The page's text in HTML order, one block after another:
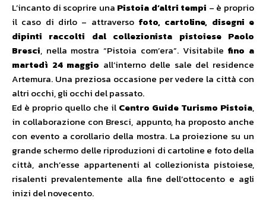
L’incanto di scoprire una Pistoia d’altri tempi – è proprio
il caso di dirlo – attraversofoto, cartoline, disegni e
dipinti raccolti dal collezionista pistoiese Paolo
Bresci, nella mostra “Pistoia com’era”. Visitabile fino a
martedì 24 maggio all’interno delle sale del residence
Artemura. Una preziosa occasione per vedere la città con
altri occhi, gli occhi del passato.
Ed è proprio quello che il Centro Guide Turismo Pistoia,
in collaborazione con Bresci, appunto, ha proposto anche
con evento a corollario della mostra. La proiezione su un
grande schermo delle riproduzioni di cartoline e foto della
città, anch’esse appartenenti al collezionista pistoiese,
risalenti prevalentemente alla fine dell’ottocento e agli
inizi del novecento.